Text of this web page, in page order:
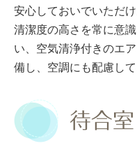
安心しておいでいただけ
清潔度の高さを常に意
い、空気清浄付きのエ
備し、空調にも配慮して
待合室